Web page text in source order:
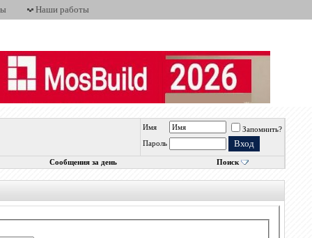
Наши работы
Имя
Запомнить?
Пароль
Сообщения за день Поиск